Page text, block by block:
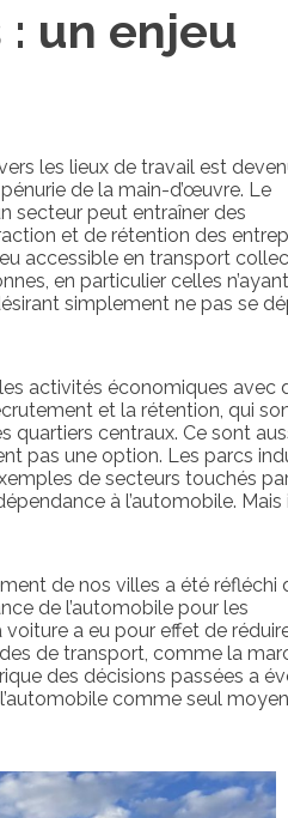
un enjeu
les lieux de travail est
de la main-d’œuvre. Le
secteur peut entraîner des
et de rétention des
accessible en transport
en particulier celles
simplement ne pas se
activités économiques avec
et la rétention, qui
quartiers centraux. Ce sont
pas une option. Les parcs
de secteurs touchés
à l’automobile. Mais
de nos villes a été réfléchi
de l’automobile pour les
a eu pour effet de
de transport, comme la
des décisions passées a
comme seul